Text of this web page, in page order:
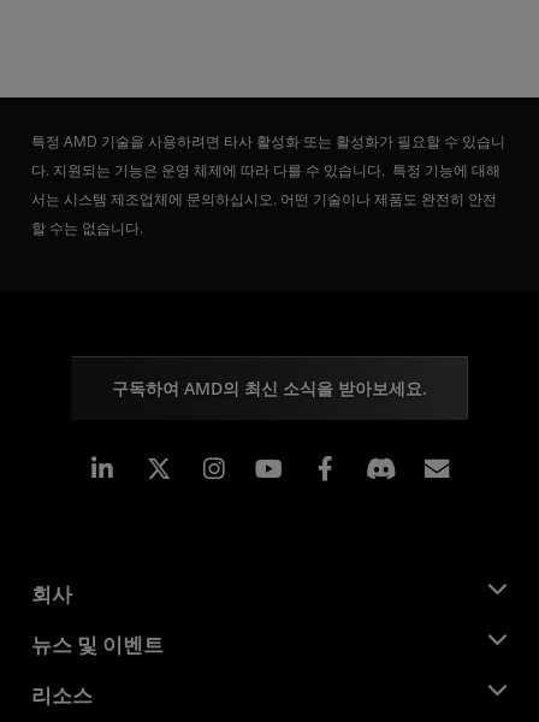
특정 AMD 기술을 사용하려면 타사 활성화 또는 활성화가 필요할 수 있습니
다. 지원되는 기능은 운영 체제에 따라 다를 수 있습니다. 특정 기능에 대해
서는 시스템 제조업체에 문의하십시오. 어떤 기술이나 제품도 완전히 안전
할 수는 없습니다.
구독하여 AMD의 최신 소식을 받아보세요.
Linkedin Instagram Facebook
회사
AMD 소개
기업의 사회적 책임
뉴스 및 이벤트
뉴스룸
리소스